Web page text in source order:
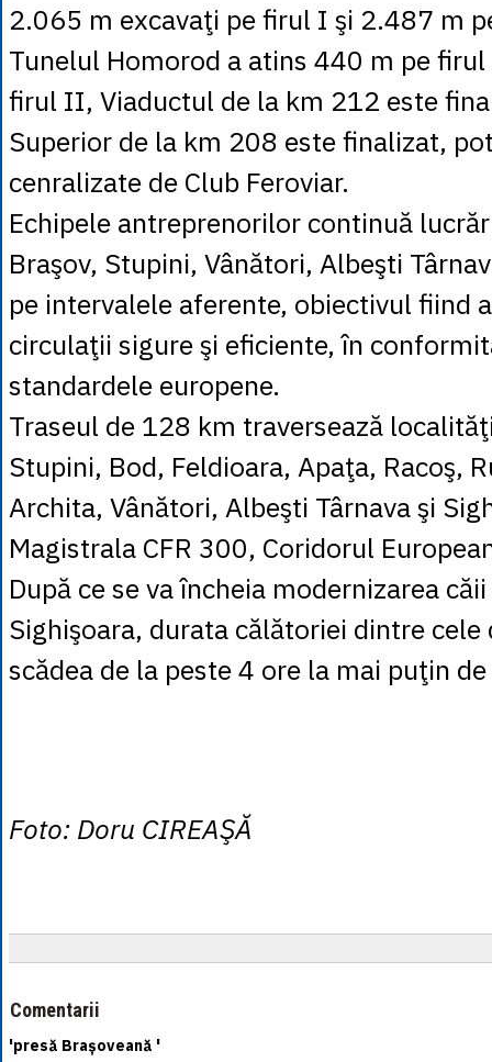
2.065 m excavaţi pe firul I şi 2.487 m
Tunelul Homorod a atins 440 m pe
firul II, Viaductul de la km 212 este
Superior de la km 208 este finalizat,
cenralizate de Club Feroviar.
Echipele antreprenorilor continuă
Braşov, Stupini, Vânători, Albeşti
pe intervalele aferente, obiectivul fiind
circulaţii sigure şi eficiente, în
standardele europene.
Traseul de 128 km traversează
Stupini, Bod, Feldioara, Apaţa, Racoş,
Archita, Vânători, Albeşti Târnava şi
Magistrala CFR 300, Coridorul
După ce se va încheia modernizarea
Sighişoara, durata călătoriei dintre cele
scădea de la peste 4 ore la mai puţin
Foto: Doru CIREAŞĂ
Comentarii
'presă Brașoveană '